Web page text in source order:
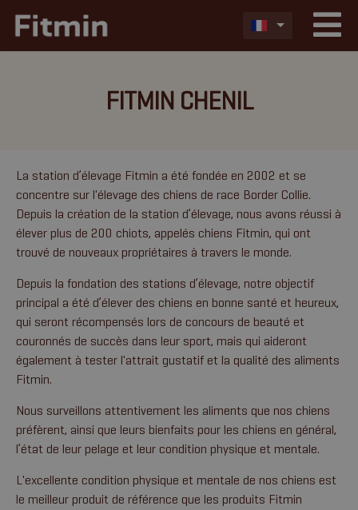
FITMIN CHENIL
La station d’élevage Fitmin a été fondée en 2002 et se
concentre sur l'élevage des chiens de race Border Collie.
Depuis la création de la station d’élevage, nous avons réussi à
élever plus de 200 chiots, appelés chiens Fitmin, qui ont
trouvé de nouveaux propriétaires à travers le monde.
Depuis la fondation des stations d’élevage, notre objectif
principal a été d’élever des chiens en bonne santé et heureux,
qui seront récompensés lors de concours de beauté et
couronnés de succès dans leur sport, mais qui aideront
également à tester l'attrait gustatif et la qualité des aliments
Fitmin.
Nous surveillons attentivement les aliments que nos chiens
préfèrent, ainsi que leurs bienfaits pour les chiens en général,
l’état de leur pelage et leur condition physique et mentale.
L'excellente condition physique et mentale de nos chiens est
le meilleur produit de référence que les produits Fitmin